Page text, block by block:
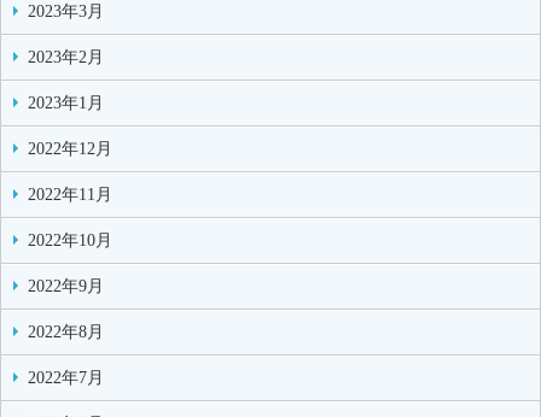
2023年3月
2023年2月
2023年1月
2022年12月
2022年11月
2022年10月
2022年9月
2022年8月
2022年7月